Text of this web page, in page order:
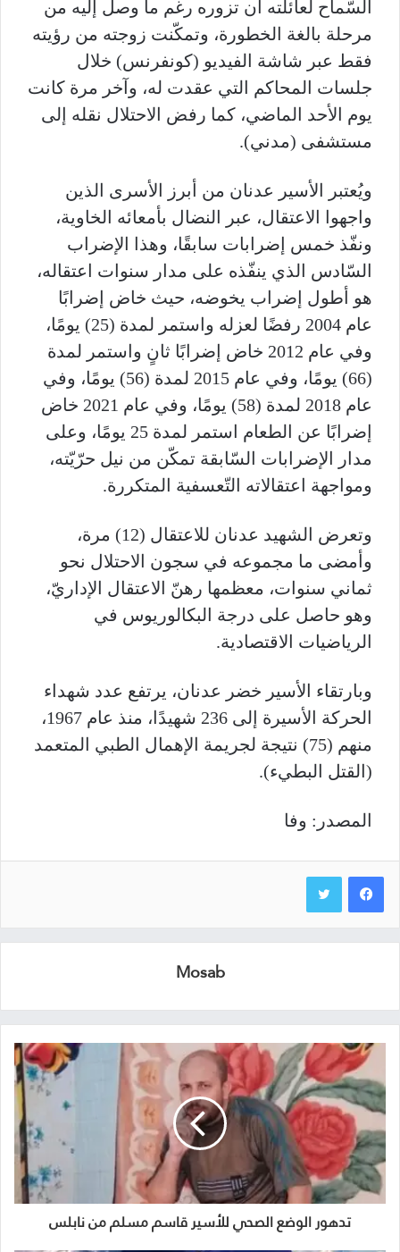
السّماح لعائلته أن تزوره رغم ما وصل إليه من
مرحلة بالغة الخطورة، وتمكّنت زوجته من رؤيته
فقط عبر شاشة الفيديو (كونفرنس) خلال
جلسات المحاكم التي عقدت له، وآخر مرة كانت
يوم الأحد الماضي، كما رفض الاحتلال نقله إلى
مستشفى (مدني).
ويُعتبر الأسير عدنان من أبرز الأسرى الذين
واجهوا الاعتقال، عبر النضال بأمعائه الخاوية،
ونفّذ خمس إضرابات سابقًا، وهذا الإضراب
السّادس الذي ينفّذه على مدار سنوات اعتقاله،
هو أطول إضراب يخوضه، حيث خاض إضرابًا
عام 2004 رفضًا لعزله واستمر لمدة (25) يومًا،
وفي عام 2012 خاض إضرابًا ثانٍ واستمر لمدة
(66) يومًا، وفي عام 2015 لمدة (56) يومًا، وفي
عام 2018 لمدة (58) يومًا، وفي عام 2021 خاض
إضرابًا عن الطعام استمر لمدة 25 يومًا، وعلى
مدار الإضرابات السّابقة تمكّن من نيل حرّيّته،
ومواجهة اعتقالاته التّعسفية المتكررة.
وتعرض الشهيد عدنان للاعتقال (12) مرة،
وأمضى ما مجموعه في سجون الاحتلال نحو
ثماني سنوات، معظمها رهنّ الاعتقال الإداريّ،
وهو حاصل على درجة البكالوريوس في
الرياضيات الاقتصادية.
وبارتقاء الأسير خضر عدنان، يرتفع عدد شهداء
الحركة الأسيرة إلى 236 شهيدًا، منذ عام 1967،
منهم (75) نتيجة لجريمة الإهمال الطبي المتعمد
(القتل البطيء).
المصدر: وفا
Mosab
تدهور الوضع الصحي للأسير قاسم مسلم من نابلس